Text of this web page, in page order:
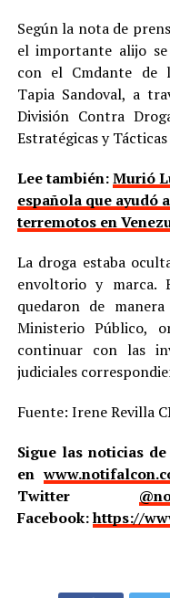
Según la nota de
el importante alijo
con el Cmdante de
Tapia Sandoval, a
División Contra
Estratégicas y
Lee también:Murió
española que ayudó
terremotos en
La droga estaba
envoltorio y marca.
quedaron de
Ministerio Público,
continuar con las
judiciales
Fuente: Irene Revilla
Sigue las noticias
en
Twitter
Facebook:https://